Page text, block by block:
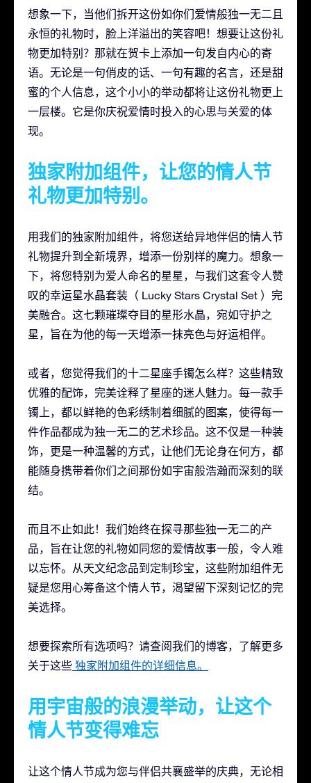
想象一下，当他们拆开这份如你们爱情般独一无二且
永恒的礼物时，脸上洋溢出的笑容吧！想要让这份礼
物更加特别？那就在贺卡上添加一句发自内心的寄
语。无论是一句俏皮的话、一句有趣的名言，还是甜
蜜的个人信息，这个小小的举动都将让这份礼物更上
一层楼。它是你庆祝爱情时投入的心思与关爱的体
现。
独家附加组件，让您的情人节
礼物更加特别。
用我们的独家附加组件，将您送给异地伴侣的情人节
礼物提升到全新境界，增添一份别样的魔力。想象一
下，将您特别为爱人命名的星星，与我们这套令人赞
叹的幸运星水晶套装（ Lucky Stars Crystal Set ）完
美融合。这七颗璀璨夺目的星形水晶，宛如守护之
星，旨在为他的每一天增添一抹亮色与好运相伴。
或者，您觉得我们的十二星座手镯怎么样？这些精致
优雅的配饰，完美诠释了星座的迷人魅力。每一款手
镯上，都以鲜艳的色彩绣制着细腻的图案，使得每一
件作品都成为独一无二的艺术珍品。这不仅是一种装
饰，更是一种温馨的方式，让他们无论身在何方，都
能随身携带着你们之间那份如宇宙般浩瀚而深刻的联
结。
而且不止如此！我们始终在探寻那些独一无二的产
品，旨在让您的礼物如同您的爱情故事一般，令人难
以忘怀。从天文纪念品到定制珍宝，这些附加组件无
疑是您用心筹备这个情人节，渴望留下深刻记忆的完
美选择。
想要探索所有选项吗？请查阅我们的博客，了解更多
关于这些 独家附加组件的详细信息。
用宇宙般的浪漫举动，让这个
情人节变得难忘
让这个情人节成为您与伴侣共襄盛举的庆典，无论相